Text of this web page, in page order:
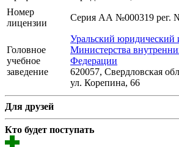
Номер
лицензии
Серия АА №000319 рег.
Головное
учебное
заведение
Уральский юридический
Министерства
Федерации
620057, Свердловская
ул. Корепина, 66
Для друзей
Кто будет поступать